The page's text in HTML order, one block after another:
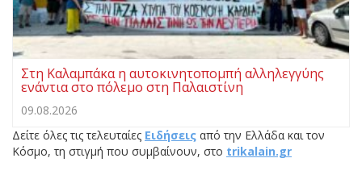
Στη Καλαμπάκα η αυτοκινητοπομπή αλληλεγγύης
ενάντια στο πόλεμο στη Παλαιστίνη
09.08.2026
Δείτε όλες τις τελευταίες Ειδήσεις από την Ελλάδα και τον
Κόσμο, τη στιγμή που συμβαίνουν, στο trikalain.gr